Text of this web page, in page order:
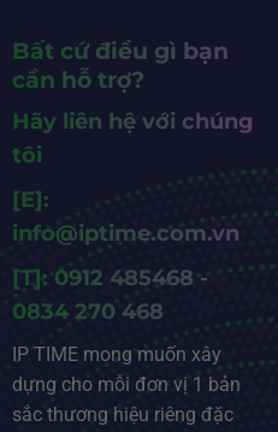
Bất cứ điều gì bạn
cần hỗ trợ?
Hãy liên hệ với chúng
tôi
[E]:
info@iptime.com.vn
[T]: 0912 485468 -
0834 270 468
IP TIME mong muốn xây
dựng cho mỗi đơn vị 1 bản
sắc thương hiệu riêng đặc